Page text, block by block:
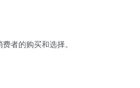
者的购买和选择。